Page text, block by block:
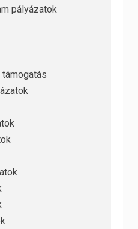
pályázatok